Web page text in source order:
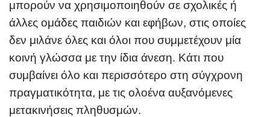
μπορούν να χρησιμοποιηθούν σε σχολικές ή
άλλες ομάδες παιδιών και εφήβων, στις οποίες
δεν μιλάνε όλες και όλοι που συμμετέχουν μία
κοινή γλώσσα με την ίδια άνεση. Κάτι που
συμβαίνει όλο και περισσότερο στη σύγχρονη
πραγματικότητα, με τις ολοένα αυξανόμενες
μετακινήσεις πληθυσμών.